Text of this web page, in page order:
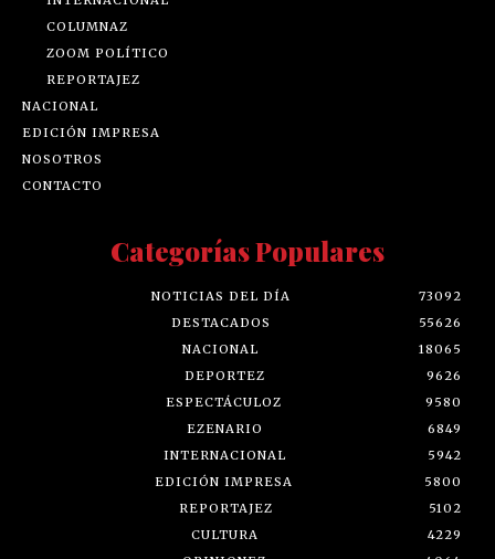
COLUMNAZ
ZOOM POLÍTICO
REPORTAJEZ
NACIONAL
EDICIÓN IMPRESA
NOSOTROS
CONTACTO
Categorías Populares
NOTICIAS DEL DÍA
73092
DESTACADOS
55626
NACIONAL
18065
DEPORTEZ
9626
ESPECTÁCULOZ
9580
EZENARIO
6849
INTERNACIONAL
5942
EDICIÓN IMPRESA
5800
REPORTAJEZ
5102
CULTURA
4229